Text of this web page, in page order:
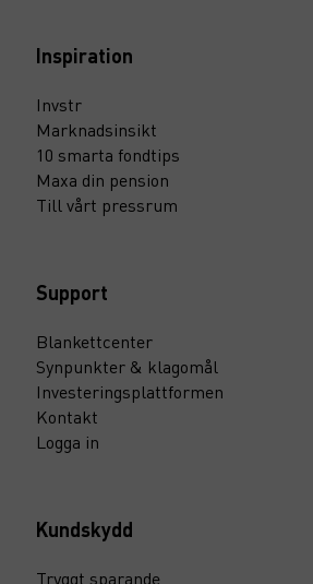
Inspiration
Invstr
Marknadsinsikt
10 smarta fondtips
Maxa din pension
Till vårt pressrum
Support
Blankettcenter
Synpunkter & klagomål
Investeringsplattformen
Kontakt
Logga in
Kundskydd
Tryggt sparande